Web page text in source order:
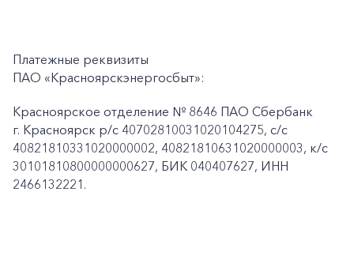
Платежные реквизиты
ПАО «Красноярскэнергосбыт»:
Красноярское отделение № 8646 ПАО Сбербанк
г. Красноярск p/c 40702810031020104275, с/с
40821810331020000002, 40821810631020000003, к/c
30101810800000000627, БИК 040407627, ИНН
2466132221.